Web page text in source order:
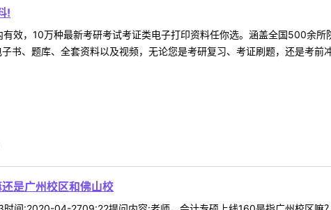
!
效，10万种最新考研考试考证类电子打印资料任你选。涵盖全国500余
书、题库、全套资料以及视频，无论您是考研复习、考证刷题，还是考
是广州校区和佛山校